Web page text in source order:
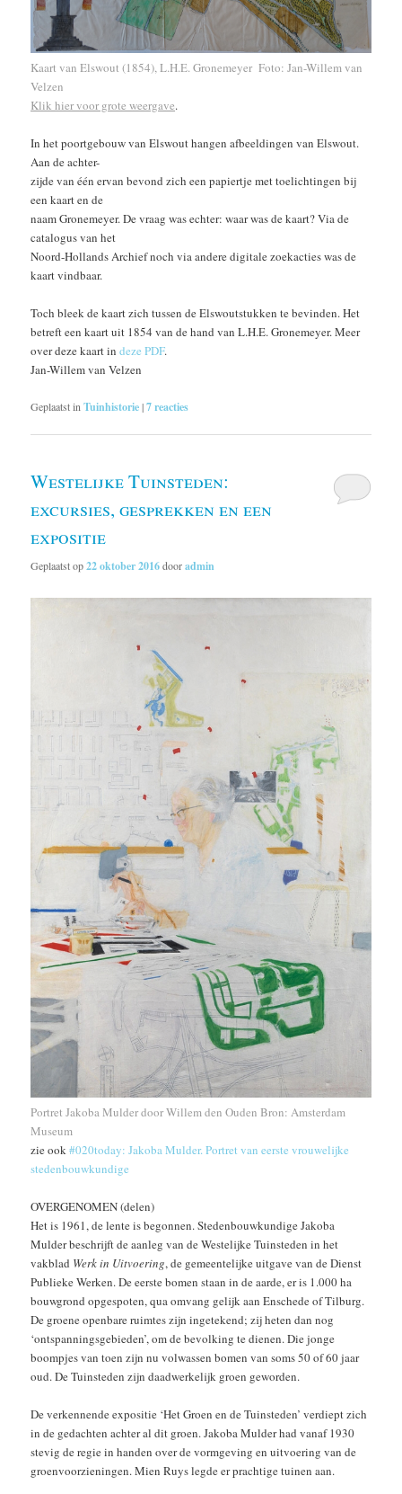
Kaart van Elswout (1854), L.H.E. Gronemeyer Foto: Jan-Willem van
Velzen
Klik hier voor grote weergave.
In het poortgebouw van Elswout hangen afbeeldingen van Elswout.
Aan de achter-
zijde van één ervan bevond zich een papiertje met toelichtingen bij
een kaart en de
naam Gronemeyer. De vraag was echter: waar was de kaart? Via de
catalogus van het
Noord-Hollands Archief noch via andere digitale zoekacties was de
kaart vindbaar.
Toch bleek de kaart zich tussen de Elswoutstukken te bevinden. Het
betreft een kaart uit 1854 van de hand van L.H.E. Gronemeyer. Meer
over deze kaart indeze PDF.
Jan-Willem van Velzen
Geplaatst in Tuinhistorie|7reacties
Westelijke Tuinsteden:
excursies, gesprekken en een
expositie
Geplaatst op22 oktober 2016dooradmin
Portret Jakoba Mulder door Willem den Ouden Bron: Amsterdam
Museum
zie ook#020today: Jakoba Mulder. Portret van eerste vrouwelijke
stedenbouwkundige
OVERGENOMEN (delen)
Het is 1961, de lente is begonnen. Stedenbouwkundige Jakoba
Mulder beschrijft de aanleg van de Westelijke Tuinsteden in het
vakblad Werk in Uitvoering, de gemeentelijke uitgave van de Dienst
Publieke Werken. De eerste bomen staan in de aarde, er is 1.000 ha
bouwgrond opgespoten, qua omvang gelijk aan Enschede of Tilburg.
De groene openbare ruimtes zijn ingetekend; zij heten dan nog
‘ontspanningsgebieden’, om de bevolking te dienen. Die jonge
boompjes van toen zijn nu volwassen bomen van soms 50 of 60 jaar
oud. De Tuinsteden zijn daadwerkelijk groen geworden.
De verkennende expositie ‘Het Groen en de Tuinsteden’ verdiept zich
in de gedachten achter al dit groen. Jakoba Mulder had vanaf 1930
stevig de regie in handen over de vormgeving en uitvoering van de
groenvoorzieningen. Mien Ruys legde er prachtige tuinen aan.